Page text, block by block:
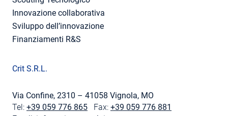
Innovazione collaborativa
Sviluppo dell’innovazione
Finanziamenti R&S
Crit S.R.L.
Via Confine, 2310 – 41058 Vignola, MO
Tel: +39 059 776 865 Fax: +39 059 776 881